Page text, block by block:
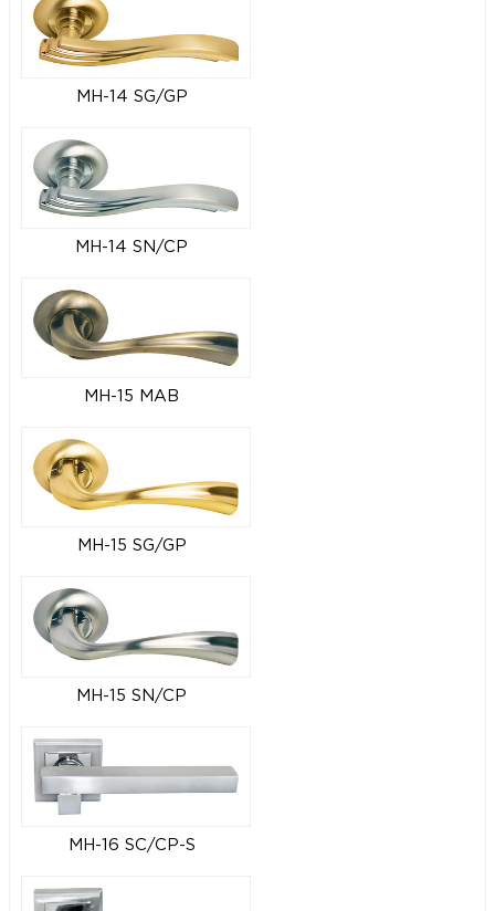
MH-14 SG/GP
MH-14 SN/CP
MH-15 MAB
MH-15 SG/GP
MH-15 SN/CP
MH-16 SC/CP-S